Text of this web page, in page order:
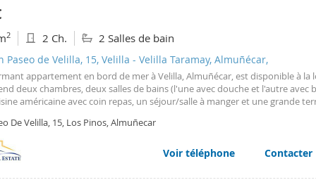
de redes sociales, publicidad y análisis web, quienes
2 2 Ch. 2 Salles de bain
Paseo de Velilla, 15, Velilla - Velilla Taramay, Almuñécar,
appartement en bord de mer à Velilla, Almuñécar, est disponible à la
deux chambres, deux salles de bains (l'une avec douche et l'autre avec
américaine avec coin repas, un séjour/salle à manger et une grande
intégrés, ventilateurs, Wi-Fi, etc. L'immeuble dispose de trois ascenseurs
La location s'étend de septembre 2023 à juin 2024. Une place de
dans le loyer.
De Velilla, 15, Los Pinos, Almuñecar
Voir téléphone Contacter